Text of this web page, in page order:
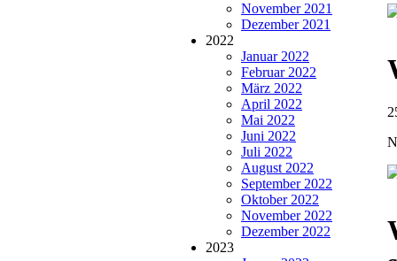
November 2021
Dezember 2021
2022
Januar 2022
Februar 2022
März 2022
April 2022
Mai 2022
Juni 2022
Juli 2022
August 2022
September 2022
Oktober 2022
November 2022
Dezember 2022
2023